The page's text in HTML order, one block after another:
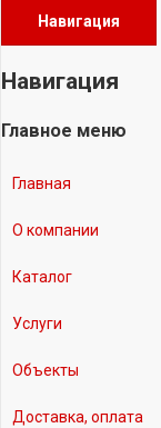
Навигация
Навигация
Главное меню
Главная
О компании
Каталог
Услуги
Объекты
Доставка, оплата